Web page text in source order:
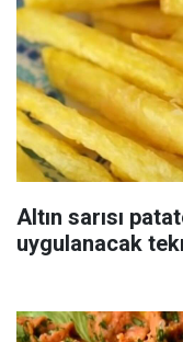
Altın sarısı
uygulanacak